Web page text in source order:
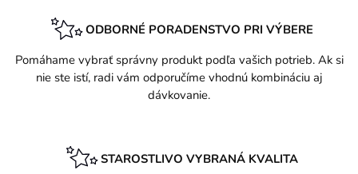
ODBORNÉ PORADENSTVO PRI VÝBERE
Pomáhame vybrať správny produkt podľa vašich potrieb. Ak si
nie ste istí, radi vám odporučíme vhodnú kombináciu aj
dávkovanie.
STAROSTLIVO VYBRANÁ KVALITA